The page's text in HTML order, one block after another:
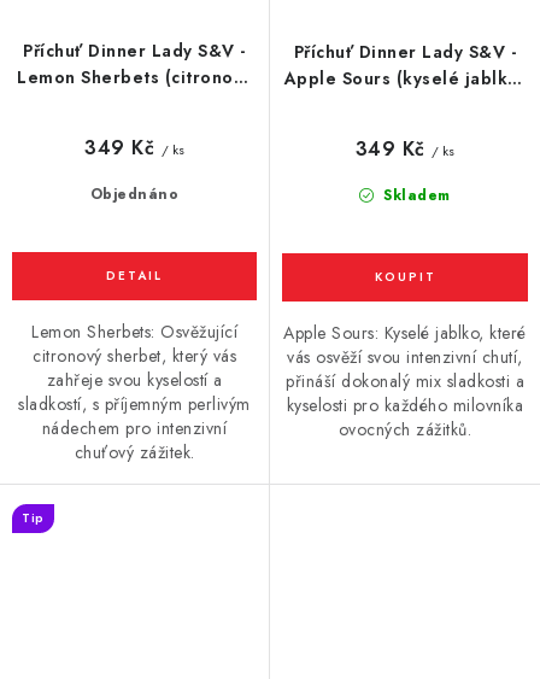
Příchuť Dinner Lady S&V -
Lemon Sherbets (citronový
Objednáno
349 Kč / ks
Lemon Sherbets: Osvěžující
citronový sherbet, který vás
zahřeje svou kyselostí a
sladkostí, s příjemným perlivým
nádechem pro intenzivní
chuťový zážitek.
Příchuť Dinner Lady S&V -
Apple Sours (kyselé jablko)
Skladem
349 Kč / ks
Apple Sours: Kyselé jablko, které
vás osvěží svou intenzivní chutí,
přináší dokonalý mix sladkosti a
kyselosti pro každého milovníka
ovocných zážitků.
Tip